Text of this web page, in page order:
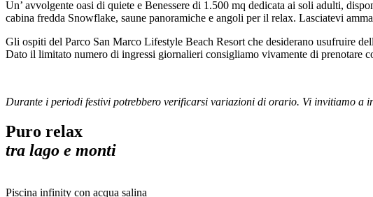
Un’ avvolgente oasi di quiete e Benessere di 1.500 mq dedicata ai soli adulti,
cabina fredda Snowflake, saune panoramiche e angoli per il relax. Lasciatevi
Gli ospiti del Parco San Marco Lifestyle Beach Resort che desiderano usufruire
Dato il limitato numero di ingressi giornalieri consigliamo vivamente di prenotare
Durante i periodi festivi potrebbero verificarsi variazioni di orario. Vi invitiamo a
Puro relax
tra lago e monti
Piscina infinity con acqua salina